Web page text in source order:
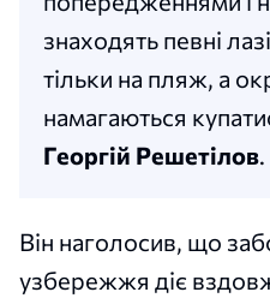
знаходять певні
тільки на пляж, а
намагаються
Георгій Решетілов.
Він наголосив, що
узбережжя діє